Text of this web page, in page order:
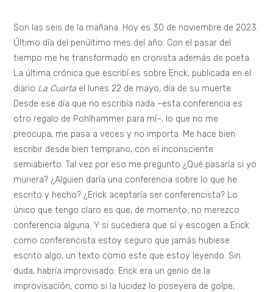
Son las seis de la mañana. Hoy es 30 de noviembre de 2023.
Último día del penúltimo mes del año. Con el pasar del
tiempo me he transformado en cronista además de poeta.
La última crónica que escribí es sobre Erick, publicada en el
diario La Cuarta el lunes 22 de mayo, día de su muerte.
Desde ese día que no escribía nada –esta conferencia es
otro regalo de Pohlhammer para mí–, lo que no me
preocupa, me pasa a veces y no importa. Me hace bien
escribir desde bien temprano, con el inconsciente
semiabierto. Tal vez por eso me pregunto ¿Qué pasaría si yo
muriera? ¿Alguien daría una conferencia sobre lo que he
escrito y hecho? ¿Erick aceptaría ser conferencista? Lo
único que tengo claro es que, de momento, no merezco
conferencia alguna. Y si sucediera que sí y escogen a Erick
como conferencista estoy seguro que jamás hubiese
escrito algo, un texto como este que estoy leyendo. Sin
duda, habría improvisado. Erick era un genio de la
improvisación, como si la lucidez lo poseyera de golpe,